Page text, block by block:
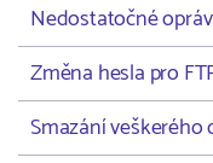
Nedostatočné
Změna hesla pro
Smazání